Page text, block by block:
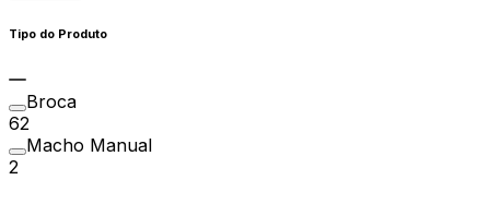
Tipo do Produto
Broca
62
Macho Manual
2